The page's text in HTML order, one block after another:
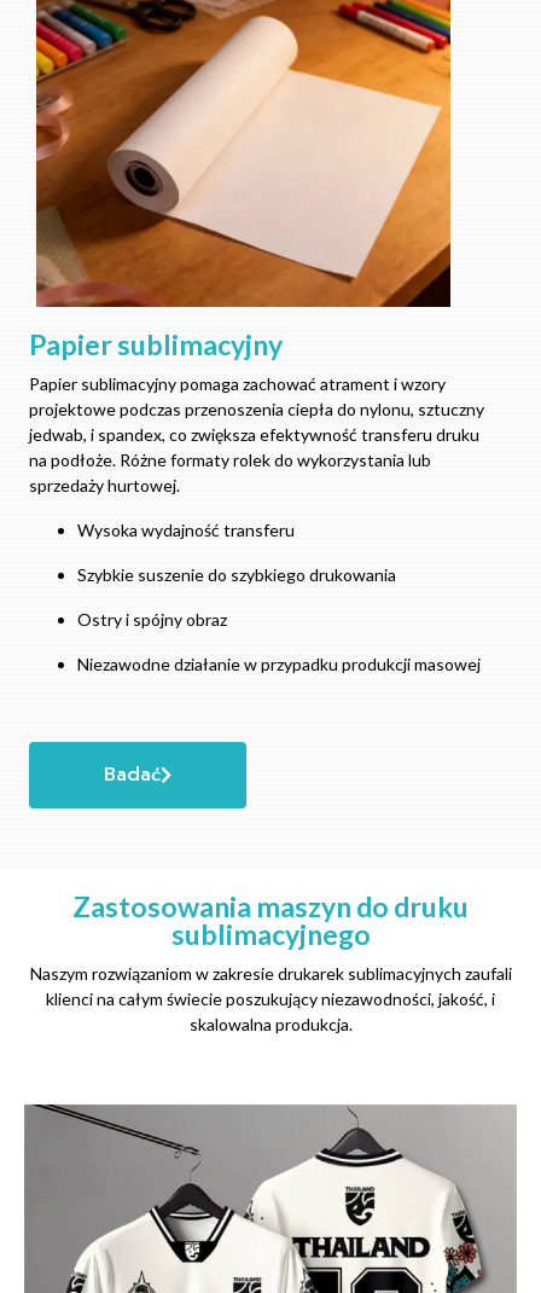
Papier sublimacyjny
Papier sublimacyjny pomaga zachować atrament i wzory
projektowe podczas przenoszenia ciepła do nylonu, sztuczny
jedwab, i spandex, co zwiększa efektywność transferu druku
na podłoże. Różne formaty rolek do wykorzystania lub
sprzedaży hurtowej.
Wysoka wydajność transferu
Szybkie suszenie do szybkiego drukowania
Ostry i spójny obraz
Niezawodne działanie w przypadku produkcji masowej
Badać
Zastosowania maszyn do druku
sublimacyjnego
Naszym rozwiązaniom w zakresie drukarek sublimacyjnych zaufali
klienci na całym świecie poszukujący niezawodności, jakość, i
skalowalna produkcja.